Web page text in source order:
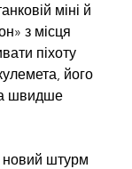
міні й
з місця
піхоту
його
швидше
новий штурм